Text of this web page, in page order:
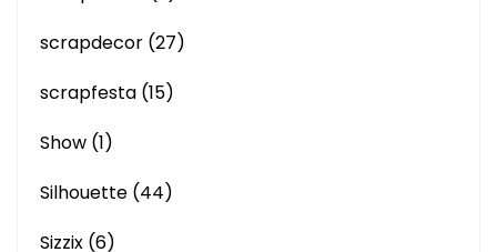
scrapdecor (27)
scrapfesta (15)
Show (1)
Silhouette (44)
Sizzix (6)